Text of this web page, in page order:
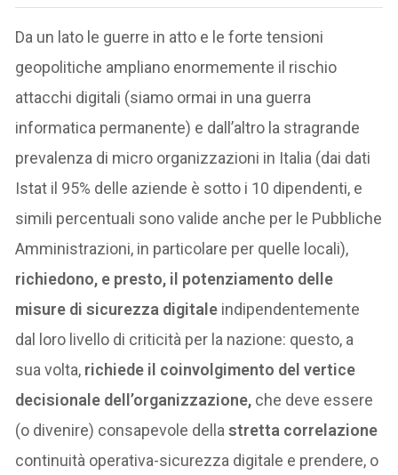
Da un lato le guerre in atto e le forte tensioni
geopolitiche ampliano enormemente il rischio
attacchi digitali (siamo ormai in una guerra
informatica permanente) e dall’altro la stragrande
prevalenza di micro organizzazioni in Italia (dai dati
Istat il 95% delle aziende è sotto i 10 dipendenti, e
simili percentuali sono valide anche per le Pubbliche
Amministrazioni, in particolare per quelle locali),
richiedono, e presto, il potenziamento delle
misure di sicurezza digitale indipendentemente
dal loro livello di criticità per la nazione: questo, a
sua volta, richiede il coinvolgimento del vertice
decisionale dell’organizzazione, che deve essere
(o divenire) consapevole dellastretta correlazione
continuità operativa-sicurezza digitale e prendere, o